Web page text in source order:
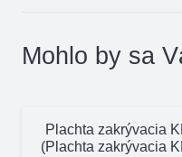
Mohlo by sa
Plachta zakrývacia
(Plachta zakrývacia